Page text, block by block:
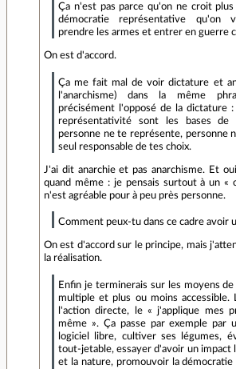
Ça n'est pas parce qu'on ne croit plus
démocratie représentative qu'on
prendre les armes et entrer en guerre
On est d'accord.
Ça me fait mal de voir dictature et
l'anarchisme) dans la même
précisément l'opposé de la dictature
représentativité sont les bases de
personne ne te représente, personne
seul responsable de tes choix.
J'ai dit anarchie et pas anarchisme. Et
quand même : je pensais surtout à un «
n'est agréable pour à peu près personne.
Comment peux-tu dans ce cadre avoir
On est d'accord sur le principe, mais
la réalisation.
Enfin je terminerais sur les moyens
multiple et plus ou moins accessible.
l'action directe, le « j'applique mes
même ». Ça passe par exemple par
logiciel libre, cultiver ses légumes,
tout-jetable, essayer d'avoir un impact
et la nature, promouvoir la